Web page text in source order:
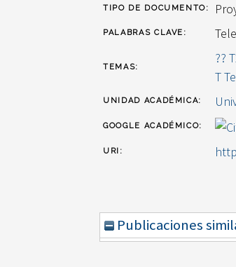
TIPO DE DOCUMENTO:
PALABRAS CLAVE:
TEMAS:
??
T
UNIDAD ACADÉMICA:
GOOGLE ACADÉMICO:
URI:
Publicaciones